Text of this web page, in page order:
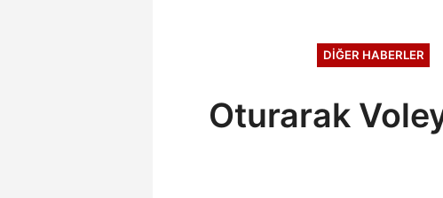
DIĞER HABERLER
Oturarak